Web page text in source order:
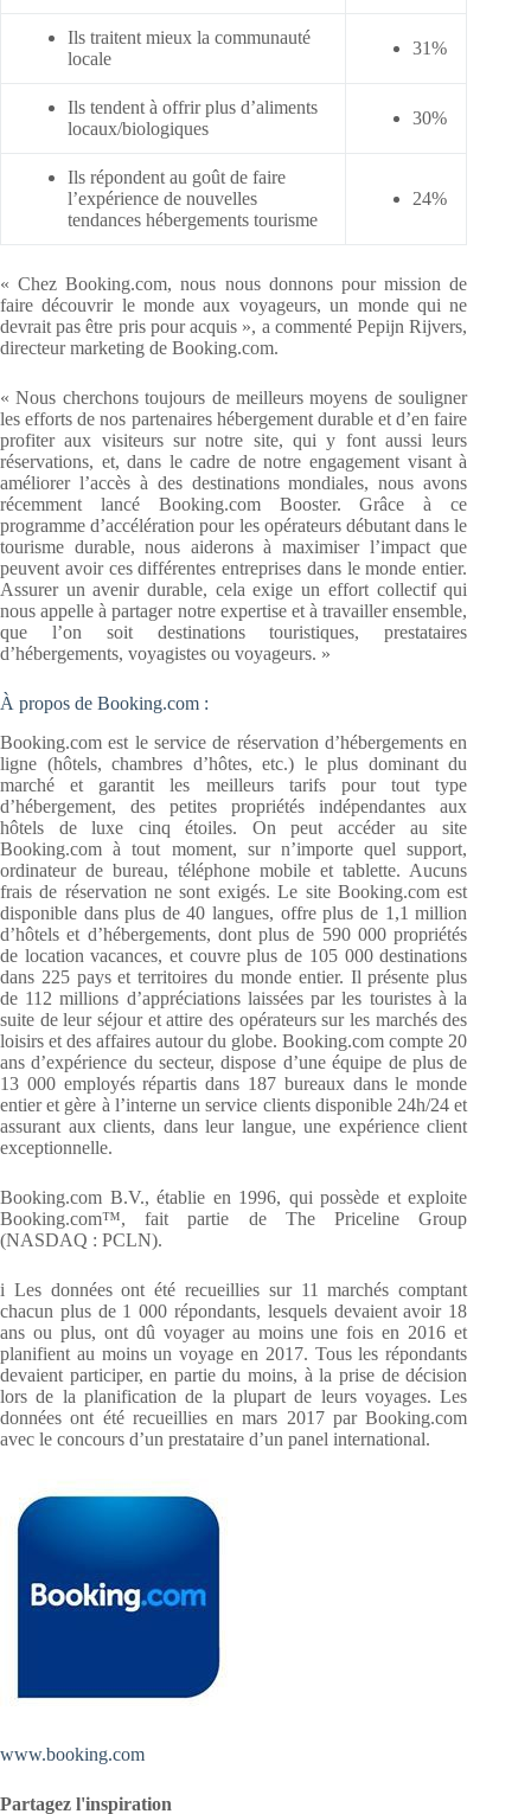
Ils traitent mieux la communauté
locale
31%
Ils tendent à offrir plus d’aliments
locaux/biologiques
30%
Ils répondent au goût de faire
l’expérience de nouvelles
tendances hébergements tourisme
24%
« Chez Booking.com, nous nous donnons pour mission de
faire découvrir le monde aux voyageurs, un monde qui ne
devrait pas être pris pour acquis », a commenté Pepijn Rijvers,
directeur marketing de Booking.com.
« Nous cherchons toujours de meilleurs moyens de souligner
les efforts de nos partenaires hébergement durable et d’en faire
profiter aux visiteurs sur notre site, qui y font aussi leurs
réservations, et, dans le cadre de notre engagement visant à
améliorer l’accès à des destinations mondiales, nous avons
récemment lancé Booking.com Booster. Grâce à ce
programme d’accélération pour les opérateurs débutant dans le
tourisme durable, nous aiderons à maximiser l’impact que
peuvent avoir ces différentes entreprises dans le monde entier.
Assurer un avenir durable, cela exige un effort collectif qui
nous appelle à partager notre expertise et à travailler ensemble,
que l’on soit destinations touristiques, prestataires
d’hébergements, voyagistes ou voyageurs. »
À propos de Booking.com :
Booking.com est le service de réservation d’hébergements en
ligne (hôtels, chambres d’hôtes, etc.) le plus dominant du
marché et garantit les meilleurs tarifs pour tout type
d’hébergement, des petites propriétés indépendantes aux
hôtels de luxe cinq étoiles. On peut accéder au site
Booking.com à tout moment, sur n’importe quel support,
ordinateur de bureau, téléphone mobile et tablette. Aucuns
frais de réservation ne sont exigés. Le site Booking.com est
disponible dans plus de 40 langues, offre plus de 1,1 million
d’hôtels et d’hébergements, dont plus de 590 000 propriétés
de location vacances, et couvre plus de 105 000 destinations
dans 225 pays et territoires du monde entier. Il présente plus
de 112 millions d’appréciations laissées par les touristes à la
suite de leur séjour et attire des opérateurs sur les marchés des
loisirs et des affaires autour du globe. Booking.com compte 20
ans d’expérience du secteur, dispose d’une équipe de plus de
13 000 employés répartis dans 187 bureaux dans le monde
entier et gère à l’interne un service clients disponible 24h/24 et
assurant aux clients, dans leur langue, une expérience client
exceptionnelle.
Booking.com B.V., établie en 1996, qui possède et exploite
Booking.com™, fait partie de The Priceline Group
(NASDAQ : PCLN).
i Les données ont été recueillies sur 11 marchés comptant
chacun plus de 1 000 répondants, lesquels devaient avoir 18
ans ou plus, ont dû voyager au moins une fois en 2016 et
planifient au moins un voyage en 2017. Tous les répondants
devaient participer, en partie du moins, à la prise de décision
lors de la planification de la plupart de leurs voyages. Les
données ont été recueillies en mars 2017 par Booking.com
avec le concours d’un prestataire d’un panel international.
www.booking.com
Partagez l'inspiration